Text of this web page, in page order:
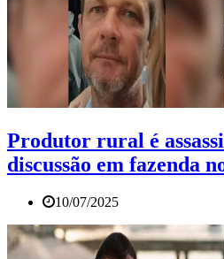
Produtor rural é
discussão em fazenda
10/07/2025